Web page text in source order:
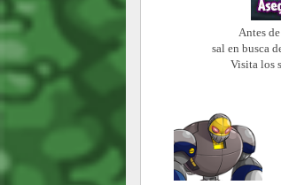
Antes
sal en busca
Visita los